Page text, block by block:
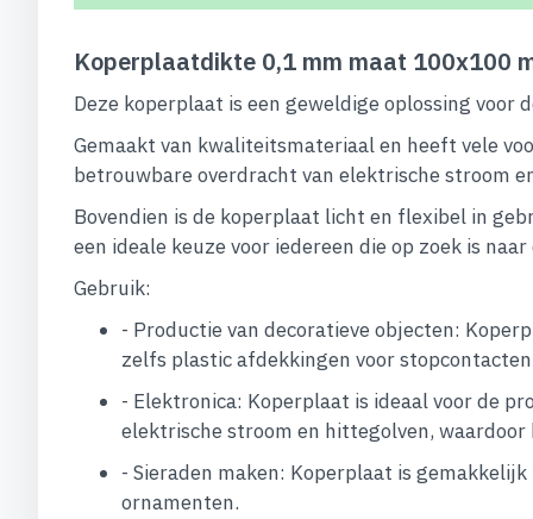
Koperplaatdikte 0,1 mm maat 100x100
Deze koperplaat is een geweldige oplossing
Gemaakt van kwaliteitsmateriaal en heeft vele
betrouwbare overdracht van elektrische stroom
Bovendien is de koperplaat licht en flexibel in
een ideale keuze voor iedereen die op zoek is
Gebruik:
- Productie van decoratieve objecten:
zelfs plastic afdekkingen voor
- Elektronica: Koperplaat is ideaal voor de
elektrische stroom en hittegolven,
- Sieraden maken: Koperplaat is
ornamenten.